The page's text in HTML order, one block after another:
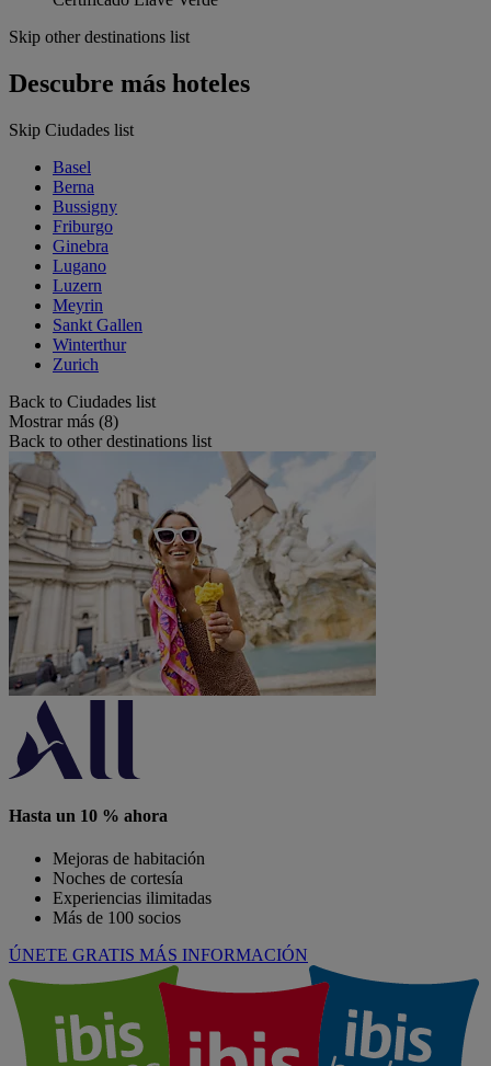
Skip other destinations list
Descubre más hoteles
Skip Ciudades list
Basel
Berna
Bussigny
Friburgo
Ginebra
Lugano
Luzern
Meyrin
Sankt Gallen
Winterthur
Zurich
Back to Ciudades list
Mostrar más (8)
Back to other destinations list
Hasta un 10 % ahora
Mejoras de habitación
Noches de cortesía
Experiencias ilimitadas
Más de 100 socios
ÚNETE GRATIS MÁS INFORMACIÓN